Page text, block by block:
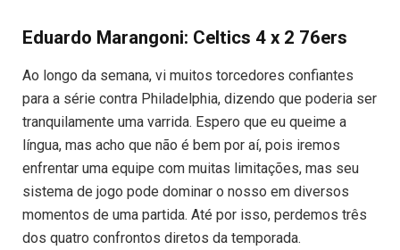
Eduardo Marangoni: Celtics 4 x 2 76ers
Ao longo da semana, vi muitos torcedores confiantes
para a série contra Philadelphia, dizendo que poderia ser
tranquilamente uma varrida. Espero que eu queime a
língua, mas acho que não é bem por aí, pois iremos
enfrentar uma equipe com muitas limitações, mas seu
sistema de jogo pode dominar o nosso em diversos
momentos de uma partida. Até por isso, perdemos três
dos quatro confrontos diretos da temporada.